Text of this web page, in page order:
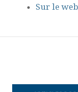
Sur le web